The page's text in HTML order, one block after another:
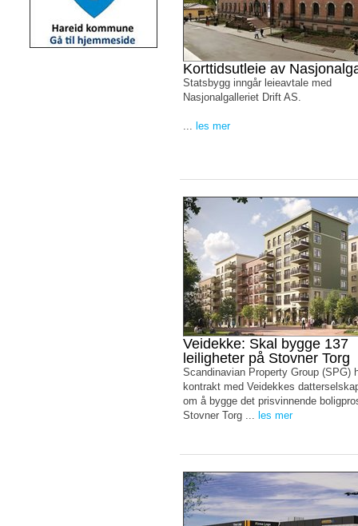
Korttidsutleie av
Statsbygg inngår leieavtale med
Nasjonalgalleriet Drift AS.
... les mer
Veidekke: Skal bygge 137
leiligheter på Stovner Torg
Scandinavian Property Group (SPG)
kontrakt med Veidekkes
om å bygge det prisvinnende
Stovner Torg ... les mer